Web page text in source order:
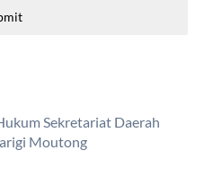
Sekretariat Daerah
Moutong